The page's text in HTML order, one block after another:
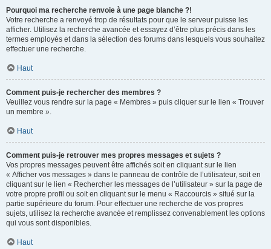
Pourquoi ma recherche renvoie à une page blanche ?!
Votre recherche a renvoyé trop de résultats pour que le serveur puisse les
afficher. Utilisez la recherche avancée et essayez d’être plus précis dans les
termes employés et dans la sélection des forums dans lesquels vous souhaitez
effectuer une recherche.
Haut
Comment puis-je rechercher des membres ?
Veuillez vous rendre sur la page « Membres » puis cliquer sur le lien « Trouver
un membre ».
Haut
Comment puis-je retrouver mes propres messages et sujets ?
Vos propres messages peuvent être affichés soit en cliquant sur le lien
« Afficher vos messages » dans le panneau de contrôle de l’utilisateur, soit en
cliquant sur le lien « Rechercher les messages de l’utilisateur » sur la page de
votre propre profil ou soit en cliquant sur le menu « Raccourcis » situé sur la
partie supérieure du forum. Pour effectuer une recherche de vos propres
sujets, utilisez la recherche avancée et remplissez convenablement les options
qui vous sont disponibles.
Haut